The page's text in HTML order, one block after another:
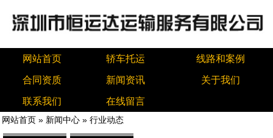
网站首页 轿车托运 线路和案例
合同资质 新闻资讯 关于我们
联系我们 在线留言
网站首页 » 新闻中心 » 行业动态